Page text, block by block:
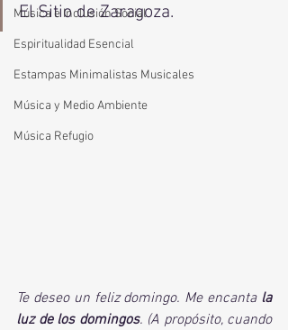
Música e Inclusión Social
Espiritualidad Esencial
Estampas Minimalistas Musicales
Música y Medio Ambiente
Música Refugio
El Sitio de Zaragoza.
Te deseo un feliz domingo. Me encanta la
luz de los domingos. (A propósito, cuando